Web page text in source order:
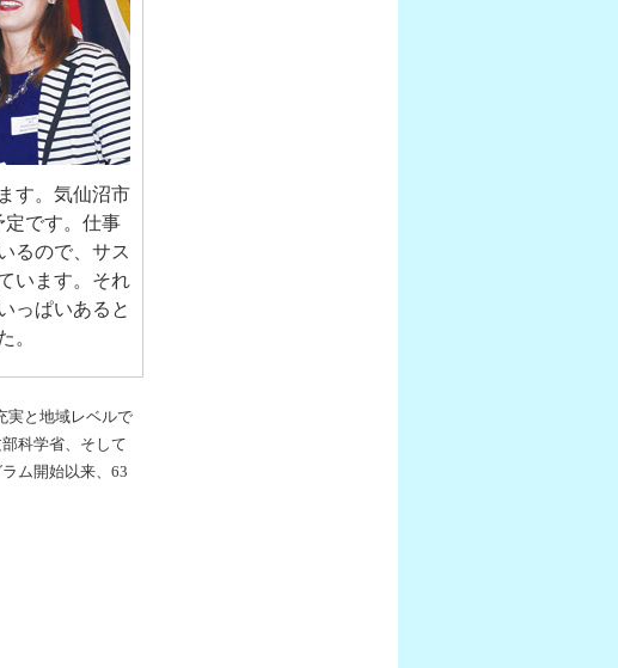
す。気仙沼市
定です。仕事
るので、サス
います。それ
っぱいあると
。
実と地域レベルで
科学省、そして
ム開始以来、63